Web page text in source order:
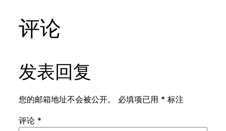
评论
发表回复
您的邮箱地址不会被公开。 必填项已用 * 标注
评论 *